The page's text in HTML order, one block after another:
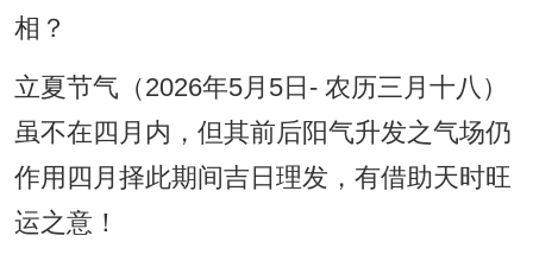
相？
立夏节气（2026年5月5日- 农历三月十八）
虽不在四月内，但其前后阳气升发之气场仍
作用四月择此期间吉日理发，有借助天时旺
运之意！